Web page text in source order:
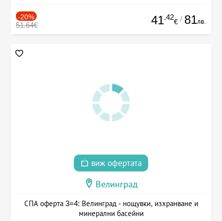
-20%
51.64€ 41.42
€ / 81лв.
виж офертата
Велинград
СПА оферта 3=4: Велинград - нощувки, изхранване и
минерални басейни